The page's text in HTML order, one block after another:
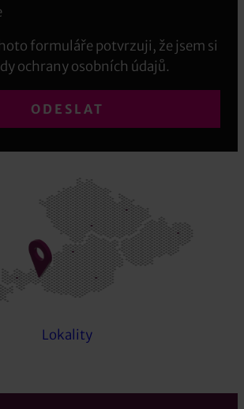
formuláře potvrzuji, že jsem si
ochrany osobních údajů.
Lokality